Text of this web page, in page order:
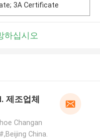
3A Certificate
하십시오
제조업체
Changan
China.